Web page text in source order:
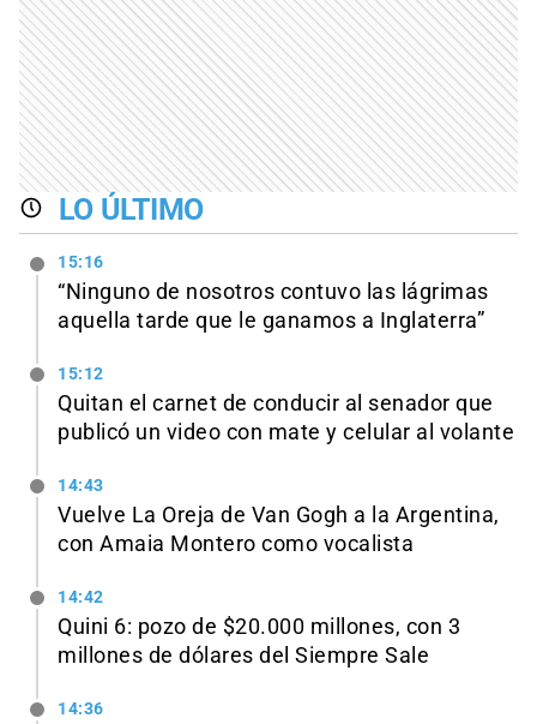
LO ÚLTIMO
15:16
“Ninguno de nosotros contuvo las lágrimas
aquella tarde que le ganamos a Inglaterra”
15:12
Quitan el carnet de conducir al senador que
publicó un video con mate y celular al volante
14:43
Vuelve La Oreja de Van Gogh a la Argentina,
con Amaia Montero como vocalista
14:42
Quini 6: pozo de $20.000 millones, con 3
millones de dólares del Siempre Sale
14:36